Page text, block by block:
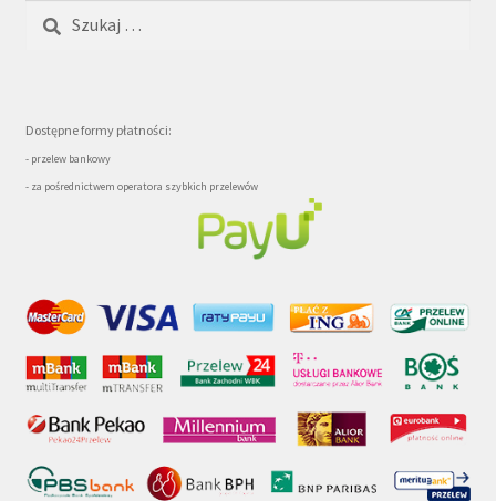
Szukaj:
Dostępne formy płatności:
- przelew bankowy
- za pośrednictwem operatora szybkich przelewów